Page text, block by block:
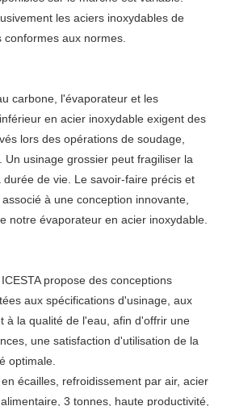
les aciers inoxydables de
aux normes.
carbone, l'évaporateur et les
en acier inoxydable exigent des
lors des opérations de soudage,
Un usinage grossier peut fragiliser la
de vie. Le savoir-faire précis et
à une conception innovante,
notre évaporateur en acier inoxydable.
propose des conceptions
aux spécifications d'usinage, aux
à la qualité de l'eau, afin d'offrir une
une satisfaction d'utilisation de la
optimale.